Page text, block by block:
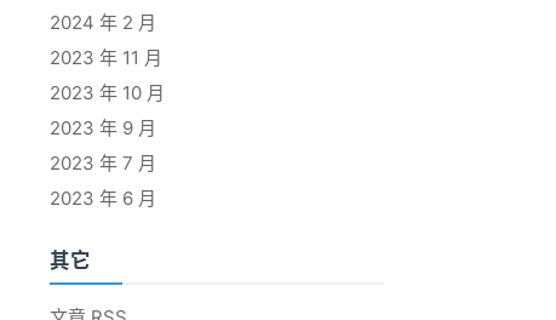
2024 年 2 月
2023 年 11 月
2023 年 10 月
2023 年 9 月
2023 年 7 月
2023 年 6 月
其它